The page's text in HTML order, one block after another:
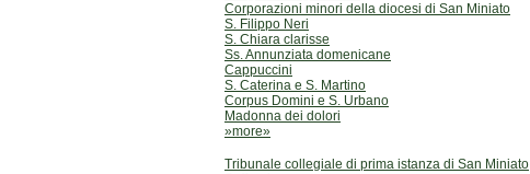
Corporazioni minori della diocesi di San Miniato
S. Filippo Neri
S. Chiara clarisse
Ss. Annunziata domenicane
Cappuccini
S. Caterina e S. Martino
Corpus Domini e S. Urbano
Madonna dei dolori
»more»
Tribunale collegiale di prima istanza di San Miniato